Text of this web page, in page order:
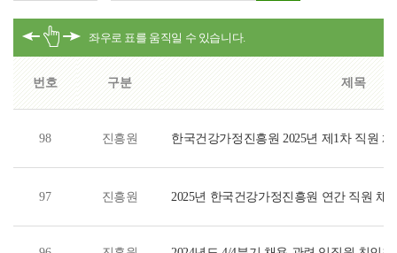
번호 구분 제목
98 진흥원 한국건강가정진흥원 2025년 제1차 직원
97 진흥원 2025년 한국건강가정진흥원 연간 직원 채